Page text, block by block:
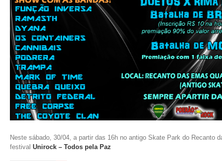
Neste sábado, 30/04, a partir das 16h no antigo Skate Park do Recanto
festival Unirock – Todos pela Paz